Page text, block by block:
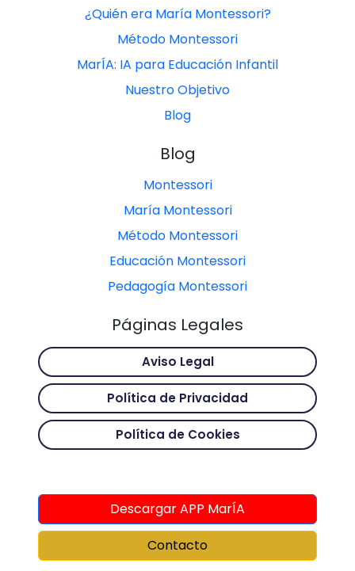
¿Quién era María Montessori?
Método Montessori
MarÍA: IA para Educación Infantil
Nuestro Objetivo
Blog
Blog
Montessori
María Montessori
Método Montessori
Educación Montessori
Pedagogía Montessori
Páginas Legales
Aviso Legal
Política de Privacidad
Política de Cookies
Descargar APP MarÍA
Contacto